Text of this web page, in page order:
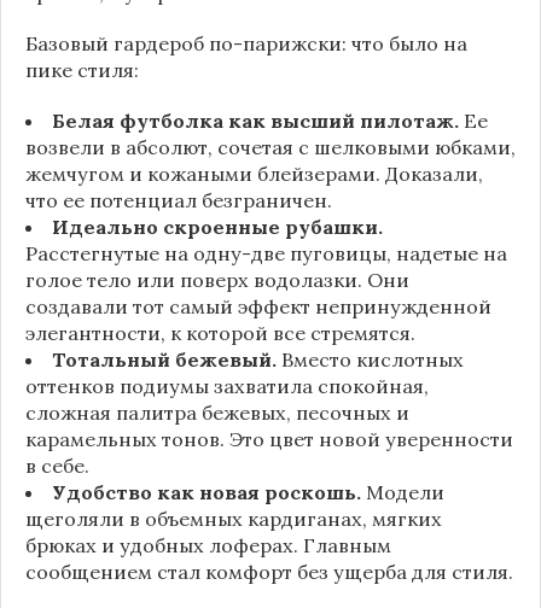
Базовый гардероб по-парижски: что было на
пике стиля:
Белая футболка как высший пилотаж. Ее
возвели в абсолют, сочетая с шелковыми юбками,
жемчугом и кожаными блейзерами. Доказали,
что ее потенциал безграничен.
Идеально скроенные рубашки.
Расстегнутые на одну-две пуговицы, надетые на
голое тело или поверх водолазки. Они
создавали тот самый эффект непринужденной
элегантности, к которой все стремятся.
Тотальный бежевый. Вместо кислотных
оттенков подиумы захватила спокойная,
сложная палитра бежевых, песочных и
карамельных тонов. Это цвет новой уверенности
в себе.
Удобство как новая роскошь. Модели
щеголяли в объемных кардиганах, мягких
брюках и удобных лоферах. Главным
сообщением стал комфорт без ущерба для стиля.